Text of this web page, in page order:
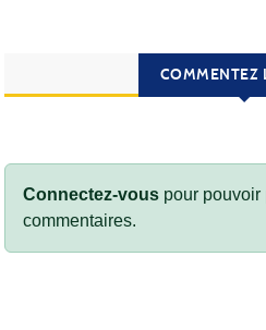
COMMENTEZ
Connectez-vous pour pouvoir
commentaires.